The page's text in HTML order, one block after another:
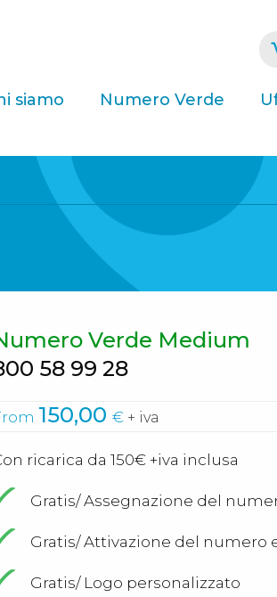
siamo Numero Verde
Verde Medium
58 99 28
150,00€ + iva
ricarica da 150€ +iva inclusa
Gratis/ Assegnazione del
Gratis/ Attivazione del numero
Gratis/ Logo personalizzato